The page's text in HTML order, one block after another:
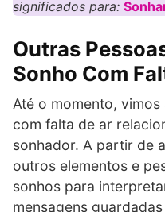
significados para:
Outras
Sonho Com
Até o momento,
com falta de ar
sonhador. A partir de
outros elementos e
sonhos para
mensagens